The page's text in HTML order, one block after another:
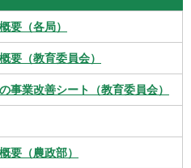
要（各局）
要（教育委員会）
事業改善シート（教育委員会）
要（農政部）